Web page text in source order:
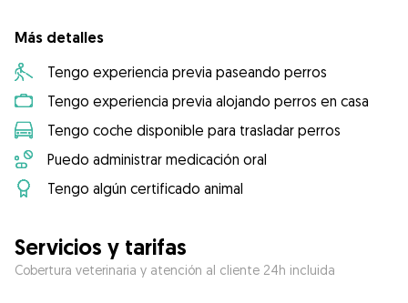
Más detalles
Tengo experiencia previa paseando perros
Tengo experiencia previa alojando perros en casa
Tengo coche disponible para trasladar perros
Puedo administrar medicación oral
Tengo algún certificado animal
Servicios y tarifas
Cobertura veterinaria y atención al cliente 24h incluida